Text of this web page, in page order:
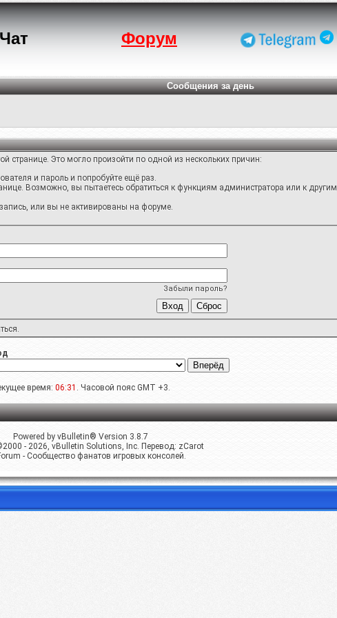
Форум
Сообщения за день
странице. Это могло произойти по одной из нескольких причин:
и пароль и попробуйте ещё раз.
Возможно, вы пытаетесь обратиться к функциям администратора или к другим
или вы не активированы на форуме.
Забыли пароль?
.
время: 06:31 . Часовой пояс GMT +3.
Powered by vBulletin® Version 3.8.7
- 2026, vBulletin Solutions, Inc. Перевод: zCarot
- Сообщество фанатов игровых консолей.